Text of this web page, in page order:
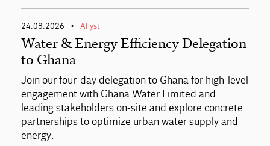
24.08.2026 • Aflyst
Water & Energy Efficiency Delegation
to Ghana
Join our four-day delegation to Ghana for high-level
engagement with Ghana Water Limited and
leading stakeholders on-site and explore concrete
partnerships to optimize urban water supply and
energy.